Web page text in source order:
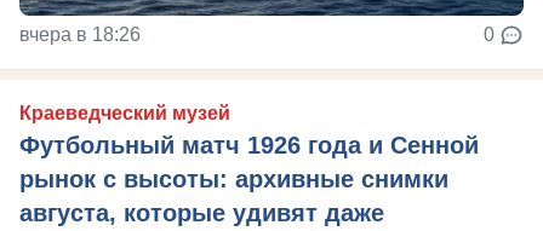
вчера в 18:26 0
Краеведческий музей
Футбольный матч 1926 года и Сенной
рынок с высоты: архивные снимки
августа, которые удивят даже